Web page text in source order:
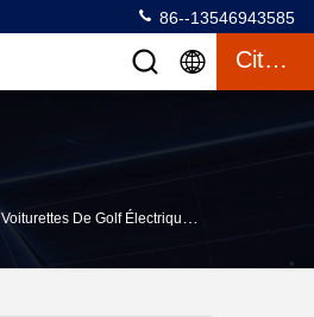
86--13546943585
Citation
Voiturettes De Golf Électriques